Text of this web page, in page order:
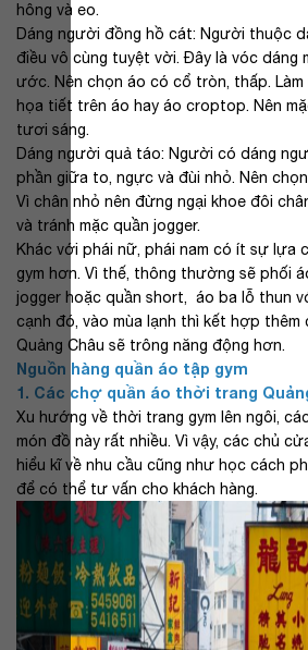
hông và eo.
Dáng người đồng hồ cát: Người thuộc
điều vô cùng tuyệt vời. Đây là vóc dáng
ước. Nên chọn áo có cổ tròn, thấp.
họa tiết trên áo hay áo croptop. Nên
tươi sáng.
Dáng người quả táo: Người có dáng
phần giữa to, ngực và đùi nhỏ. Nên
Vì chân nhỏ nên đừng ngại khoe đôi
và tránh mặc quần jogger.
Khác với phái nữ, phái nam có ít sự lựa
gym hơn. Vì thế, thông thường sẽ phối
jogger hoặc quần short, áo ba lỗ thun
cạnh đó, vào mùa lạnh thì kết hợp thêm
Quảng Châu sẽ trông năng động hơn.
Nguồn hàng quần áo tập gym
1. Các chợ quần áo thời trang
Xu hướng về thời trang gym lên ngôi,
món đồ này rất nhiều. Vì vậy, các chủ
hiểu kĩ về nhu cầu cũng như học cách
để có thể tư vấn cho khách hàng.